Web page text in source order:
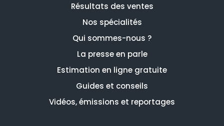
Résultats des ventes
Nos spécialités
Qui sommes-nous ?
La presse en parle
Estimation en ligne gratuite
Guides et conseils
Vidéos, émissions et reportages